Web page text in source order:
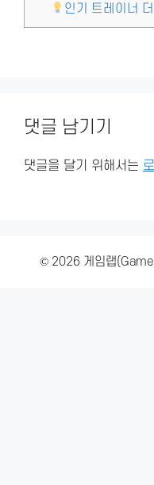
인기 트레이너 더
댓글 남기기
댓글을 달기 위해서는
© 2026 게임랩